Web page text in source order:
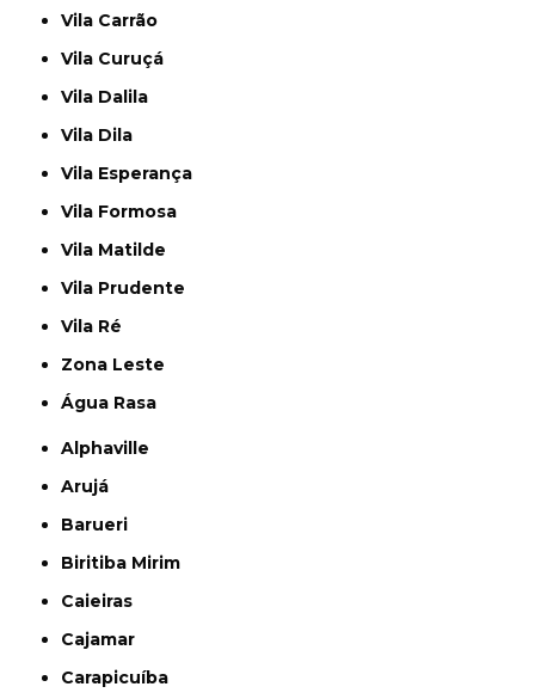
Vila Carrão
Vila Curuçá
Vila Dalila
Vila Dila
Vila Esperança
Vila Formosa
Vila Matilde
Vila Prudente
Vila Ré
Zona Leste
Água Rasa
Alphaville
Arujá
Barueri
Biritiba Mirim
Caieiras
Cajamar
Carapicuíba